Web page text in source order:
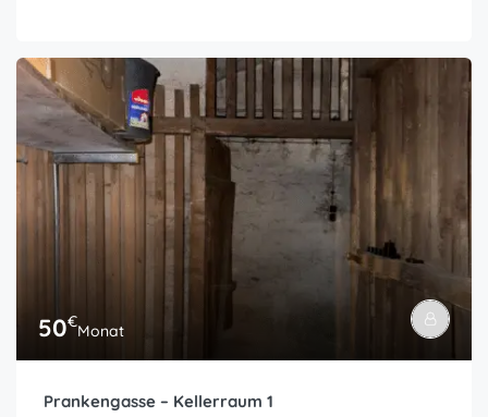
50€Monat
Prankengasse – Kellerraum 1